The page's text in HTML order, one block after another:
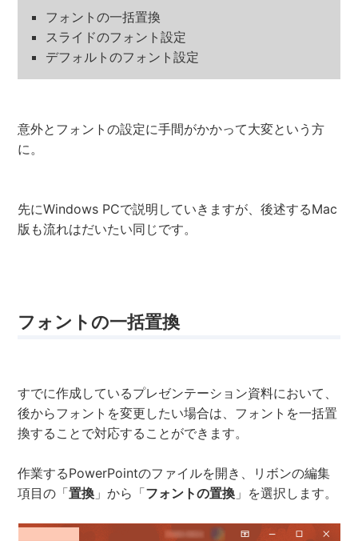
フォントの一括置換
スライドのフォント設定
デフォルトのフォント設定
意外とフォントの設定に手間がかかって大変という方
に。
先にWindows PCで説明していきますが、後述するMac
版も流れはだいたい同じです。
フォントの一括置換
すでに作成しているプレゼンテーション資料において、
後からフォントを変更したい場合は、フォントを一括置
換することで対応することができます。
作業するPowerPointのファイルを開き、リボンの編集
項目の「置換 」から「フォントの置換 」を選択します。